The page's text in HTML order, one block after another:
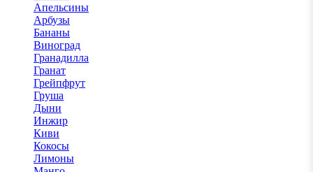
Апельсины
Арбузы
Бананы
Виноград
Гранадилла
Гранат
Грейпфрут
Груша
Дыни
Инжир
Киви
Кокосы
Лимоны